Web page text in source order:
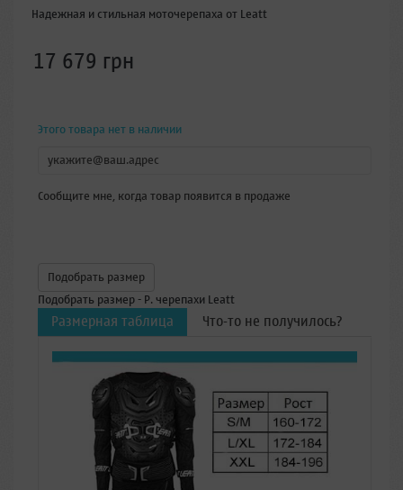
Надежная и стильная моточерепаха от Leatt
17 679 грн
Этого товара нет в наличии
Сообщите мне, когда товар появится в продаже
Подобрать размер
Подобрать размер - Р. черепахи Leatt
Размерная таблица Что-то не получилось?